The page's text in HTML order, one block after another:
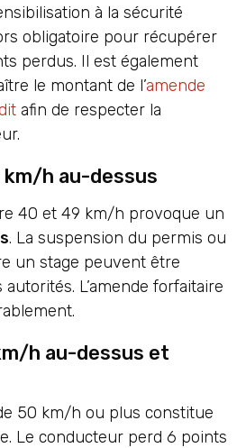
à la sécurité
obligatoire pour récupérer
perdus. Il est également
le montant de l’amende
afin de respecter la
h au-dessus
40 et 49 km/h provoque un
. La suspension du permis ou
un stage peuvent être
L’amende forfaitaire
h au-dessus et
50 km/h ou plus constitue
Le conducteur perd 6 points